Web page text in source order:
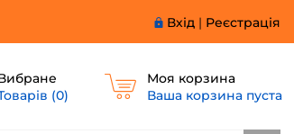
Вхід | Реєстрація
(0)
Моя корзина
Ваша корзина пуста